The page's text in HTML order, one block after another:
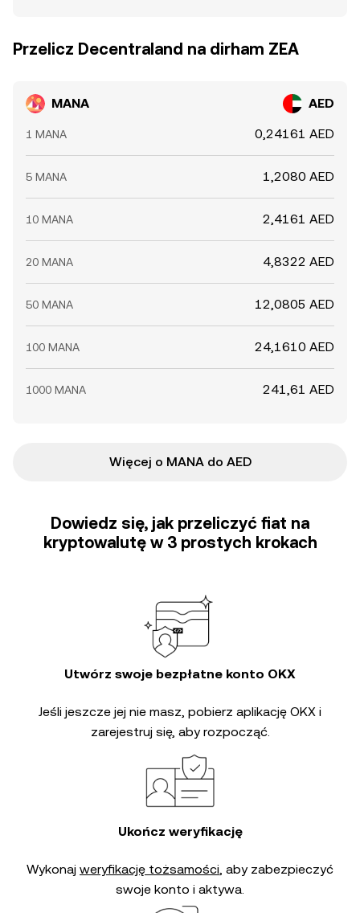
Przelicz Decentraland na dirham ZEA
MANA AED
1 MANA 0,24161 AED
5 MANA 1,2080 AED
10 MANA 2,4161 AED
20 MANA 4,8322 AED
50 MANA 12,0805 AED
100 MANA 24,1610 AED
1000 MANA 241,61 AED
Więcej o MANA do AED
Dowiedz się, jak przeliczyć fiat na
kryptowalutę w 3 prostych krokach
Utwórz swoje bezpłatne konto OKX
Jeśli jeszcze jej nie masz, pobierz aplikację OKX i
zarejestruj się, aby rozpocząć.
Ukończ weryfikację
Wykonaj weryfikację tożsamości, aby zabezpieczyć
swoje konto i aktywa.